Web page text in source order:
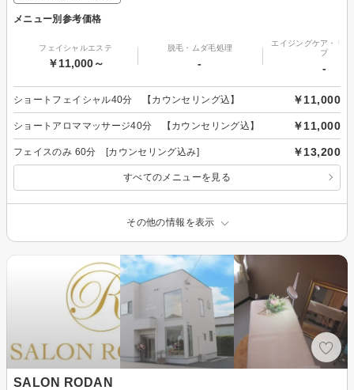
メニュー別参考価格
フェイシャルエステ
￥11,000～
脱毛・ムダ毛処理
-
エイジングケア・リ
プ
-
ショートフェイシャル40分 【カウンセリング込】 ￥11,000
ショートアロママッサージ40分 【カウンセリング込】 ￥11,000
フェイスのみ 60分 [カウンセリング込み] ￥13,200
すべてのメニューを見る
その他の情報を表示
SALON RODAN